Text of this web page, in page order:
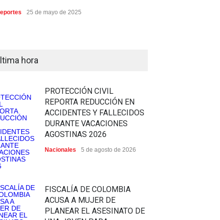
25 de mayo de 2025
hora
PROTECCIÓN CIVIL
REPORTA REDUCCIÓN EN
ACCIDENTES Y FALLECIDOS
DURANTE VACACIONES
AGOSTINAS 2026
Nacionales 5 de agosto de 2026
FISCALÍA DE COLOMBIA
ACUSA A MUJER DE
PLANEAR EL ASESINATO DE